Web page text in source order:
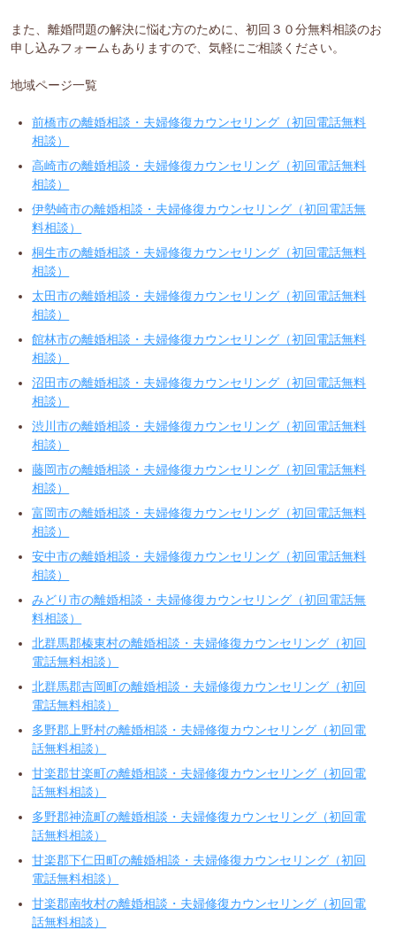
また、離婚問題の解決に悩む方のために、初回３０分無料相談のお
申し込みフォームもありますので、気軽にご相談ください。
地域ページ一覧
前橋市の離婚相談・夫婦修復カウンセリング（初回電話無料
相談）
高崎市の離婚相談・夫婦修復カウンセリング（初回電話無料
相談）
伊勢崎市の離婚相談・夫婦修復カウンセリング（初回電話無
料相談）
桐生市の離婚相談・夫婦修復カウンセリング（初回電話無料
相談）
太田市の離婚相談・夫婦修復カウンセリング（初回電話無料
相談）
館林市の離婚相談・夫婦修復カウンセリング（初回電話無料
相談）
沼田市の離婚相談・夫婦修復カウンセリング（初回電話無料
相談）
渋川市の離婚相談・夫婦修復カウンセリング（初回電話無料
相談）
藤岡市の離婚相談・夫婦修復カウンセリング（初回電話無料
相談）
富岡市の離婚相談・夫婦修復カウンセリング（初回電話無料
相談）
安中市の離婚相談・夫婦修復カウンセリング（初回電話無料
相談）
みどり市の離婚相談・夫婦修復カウンセリング（初回電話無
料相談）
北群馬郡榛東村の離婚相談・夫婦修復カウンセリング（初回
電話無料相談）
北群馬郡吉岡町の離婚相談・夫婦修復カウンセリング（初回
電話無料相談）
多野郡上野村の離婚相談・夫婦修復カウンセリング（初回電
話無料相談）
甘楽郡甘楽町の離婚相談・夫婦修復カウンセリング（初回電
話無料相談）
多野郡神流町の離婚相談・夫婦修復カウンセリング（初回電
話無料相談）
甘楽郡下仁田町の離婚相談・夫婦修復カウンセリング（初回
電話無料相談）
甘楽郡南牧村の離婚相談・夫婦修復カウンセリング（初回電
話無料相談）